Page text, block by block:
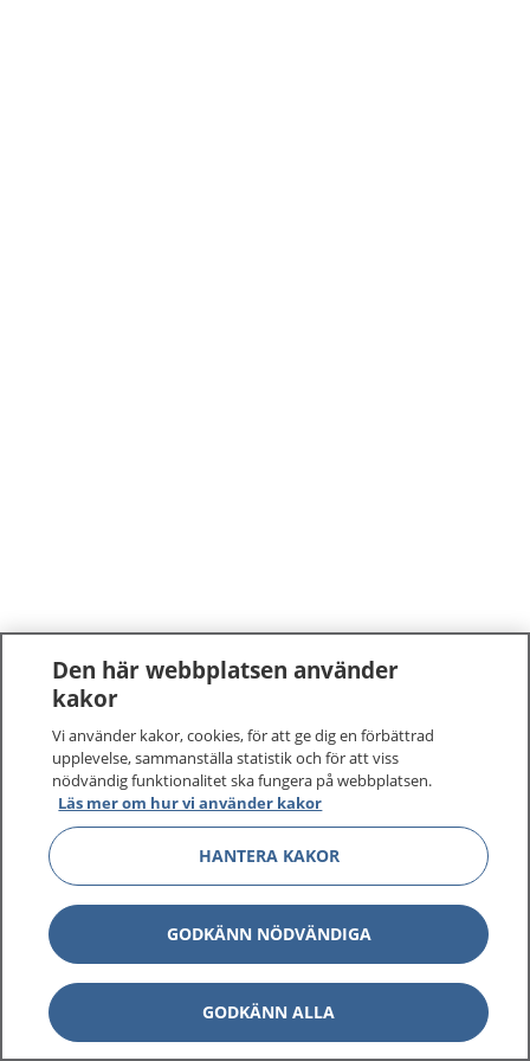
Den här webbplatsen använder
kakor
Vi använder kakor, cookies, för att ge dig en förbättrad
upplevelse, sammanställa statistik och för att viss
nödvändig funktionalitet ska fungera på webbplatsen.
Läs mer om hur vi använder kakor
HANTERA KAKOR
GODKÄNN NÖDVÄNDIGA
GODKÄNN ALLA